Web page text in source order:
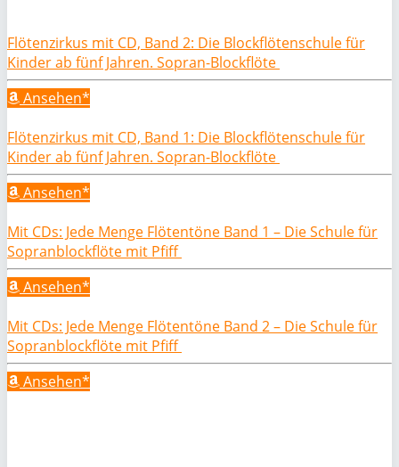
Flötenzirkus mit CD, Band 2: Die Blockflötenschule für
Kinder ab fünf Jahren. Sopran-Blockflöte
Ansehen*
Flötenzirkus mit CD, Band 1: Die Blockflötenschule für
Kinder ab fünf Jahren. Sopran-Blockflöte
Ansehen*
Mit CDs: Jede Menge Flötentöne Band 1 – Die Schule für
Sopranblockflöte mit Pfiff
Ansehen*
Mit CDs: Jede Menge Flötentöne Band 2 – Die Schule für
Sopranblockflöte mit Pfiff
Ansehen*